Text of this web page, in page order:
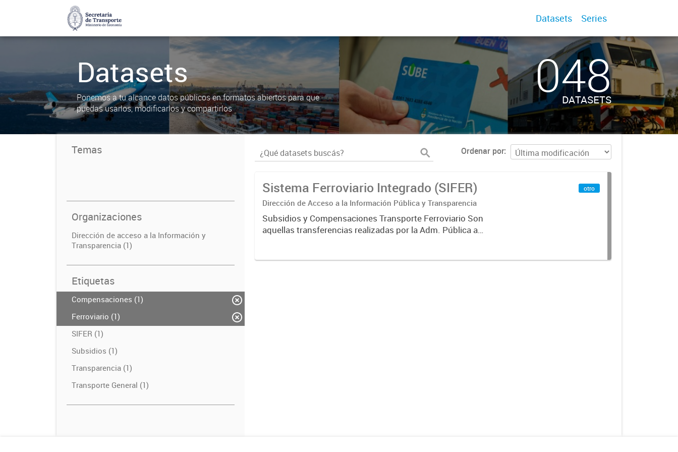
Datasets Series
Datasets
Ponemos a tu alcance datos públicos en formatos abiertos para que
puedas usarlos, modificarlos y compartirlos
048
DATASETS
Temas
Organizaciones
Dirección de acceso a la Información y
Transparencia (1)
Etiquetas
Compensaciones (1)
Ferroviario (1)
SIFER (1)
Subsidios (1)
Transparencia (1)
Transporte General (1)
Ordenar por
Sistema Ferroviario Integrado (SIFER)
Dirección de Acceso a la Información Pública y Transparencia
Subsidios y Compensaciones Transporte Ferroviario Son
aquellas transferencias realizadas por la Adm. Pública a
otro